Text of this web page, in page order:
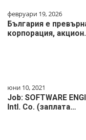
февруари 19, 2026
България е
корпорация,
юни 10, 2021
Job: SOFTWARE
Intl. Co. (заплата…